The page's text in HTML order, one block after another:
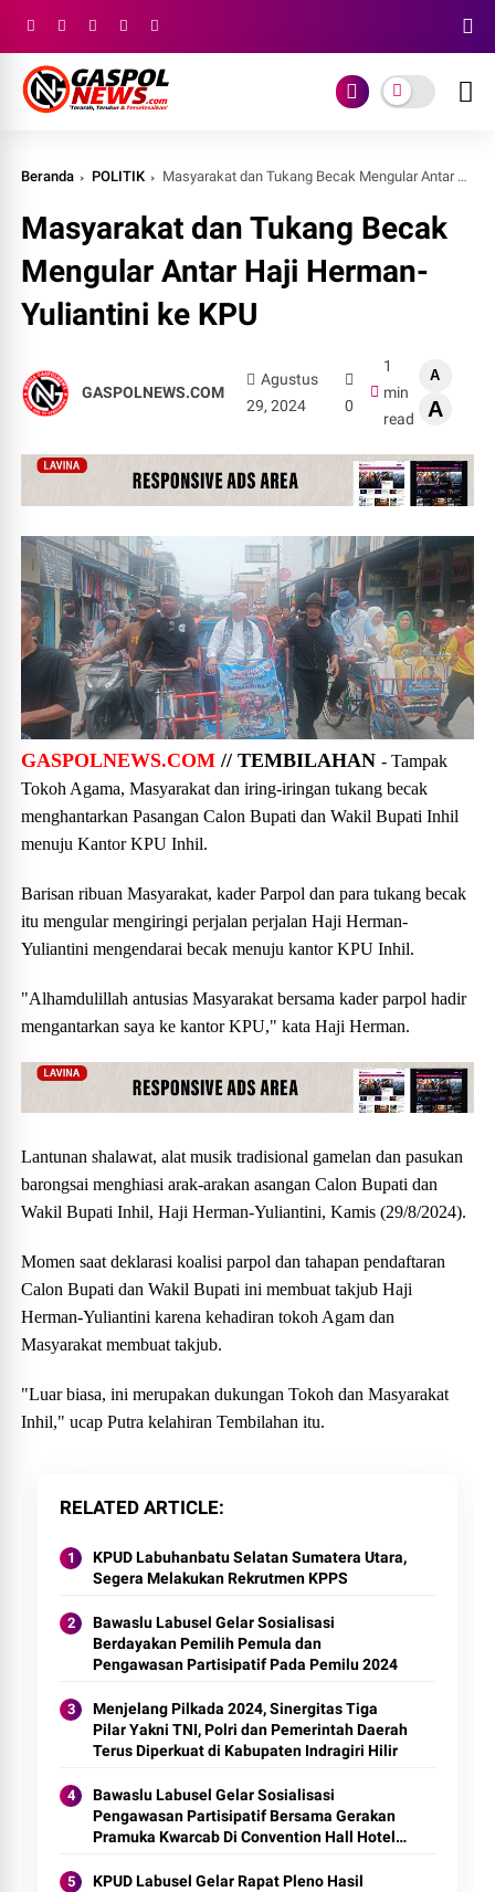
Beranda POLITIK Masyarakat dan Tukang Becak Mengular Antar Haji Herman-Yuliantini ke KPU
Masyarakat dan Tukang Becak
Mengular Antar Haji Herman-
Yuliantini ke KPU
GASPOLNEWS.COM
Agustus
29, 2024
0
1
min
read
A
A
GASPOLNEWS.COM // TEMBILAHAN- Tampak
Tokoh Agama, Masyarakat dan iring-iringan tukang becak
menghantarkan Pasangan Calon Bupati dan Wakil Bupati Inhil
menuju Kantor KPU Inhil.
Barisan ribuan Masyarakat, kader Parpol dan para tukang becak
itu mengular mengiringi perjalan perjalan Haji Herman-
Yuliantini mengendarai becak menuju kantor KPU Inhil.
"Alhamdulillah antusias Masyarakat bersama kader parpol hadir
mengantarkan saya ke kantor KPU," kata Haji Herman.
Lantunan shalawat, alat musik tradisional gamelan dan pasukan
barongsai menghiasi arak-arakan asangan Calon Bupati dan
Wakil Bupati Inhil, Haji Herman-Yuliantini, Kamis (29/8/2024).
Momen saat deklarasi koalisi parpol dan tahapan pendaftaran
Calon Bupati dan Wakil Bupati ini membuat takjub Haji
Herman-Yuliantini karena kehadiran tokoh Agam dan
Masyarakat membuat takjub.
"Luar biasa, ini merupakan dukungan Tokoh dan Masyarakat
Inhil," ucap Putra kelahiran Tembilahan itu.
RELATED ARTICLE
KPUD Labuhanbatu Selatan Sumatera Utara,
Segera Melakukan Rekrutmen KPPS
Bawaslu Labusel Gelar Sosialisasi
Berdayakan Pemilih Pemula dan
Pengawasan Partisipatif Pada Pemilu 2024
Menjelang Pilkada 2024, Sinergitas Tiga
Pilar Yakni TNI, Polri dan Pemerintah Daerah
Terus Diperkuat di Kabupaten Indragiri Hilir
Bawaslu Labusel Gelar Sosialisasi
Pengawasan Partisipatif Bersama Gerakan
Pramuka Kwarcab Di Convention Hall Hotel
KPUD Labusel Gelar Rapat Pleno Hasil